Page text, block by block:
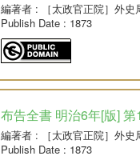
編著者 : ［太政官正院］外史
Publish Date : 1873
布告全書 明治6年[版]
編著者 : ［太政官正院］外史
Publish Date : 1873